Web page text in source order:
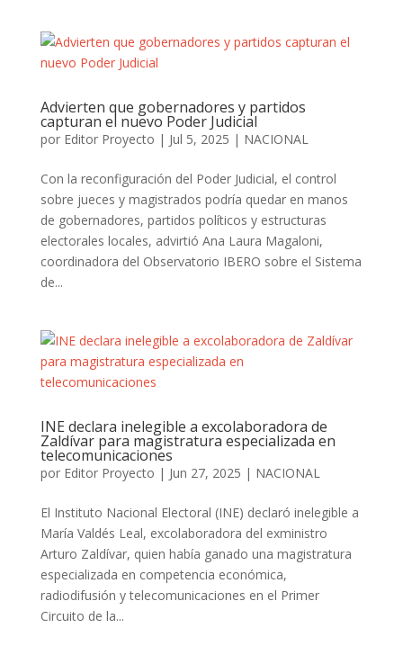
Advierten que gobernadores y partidos
capturan el nuevo Poder Judicial
por Editor Proyecto | Jul 5, 2025 | NACIONAL
Con la reconfiguración del Poder Judicial, el control
sobre jueces y magistrados podría quedar en manos
de gobernadores, partidos políticos y estructuras
electorales locales, advirtió Ana Laura Magaloni,
coordinadora del Observatorio IBERO sobre el Sistema
de...
INE declara inelegible a excolaboradora de
Zaldívar para magistratura especializada en
telecomunicaciones
por Editor Proyecto | Jun 27, 2025 | NACIONAL
El Instituto Nacional Electoral (INE) declaró inelegible a
María Valdés Leal, excolaboradora del exministro
Arturo Zaldívar, quien había ganado una magistratura
especializada en competencia económica,
radiodifusión y telecomunicaciones en el Primer
Circuito de la...